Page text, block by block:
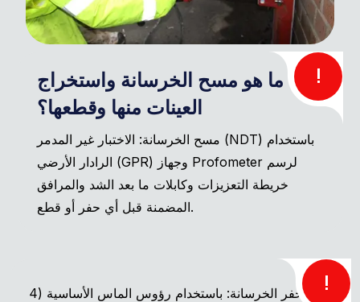
!
ما هو مسح الخرسانة واستخراج
العينات منها وقطعها؟
مسح الخرسانة: الاختبار غير المدمر (NDT) باستخدام
الرادار الأرضي (GPR) وجهاز Profometer لرسم
خريطة التعزيزات وكابلات ما بعد الشد والمرافق
المضمنة قبل أي حفر أو قطع.
!
حفر الخرسانة: باستخدام رؤوس الماس الأساسية (4